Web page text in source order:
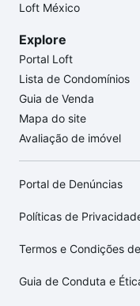
Loft México
Explore
Portal Loft
Lista de Condomínios
Guia de Venda
Mapa do site
Avaliação de imóvel
Portal de Denúncias
Políticas de
Termos e Condições
Guia de Conduta e